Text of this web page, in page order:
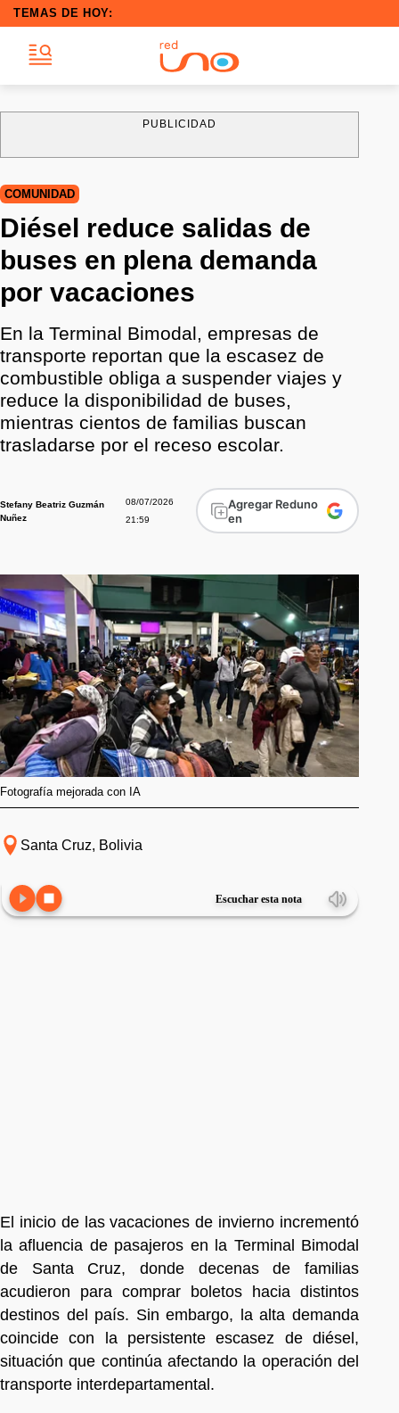
TEMAS DE HOY:
PUBLICIDAD
COMUNIDAD
Diésel reduce salidas de
buses en plena demanda
por vacaciones
En la Terminal Bimodal, empresas de
transporte reportan que la escasez de
combustible obliga a suspender viajes y
reduce la disponibilidad de buses,
mientras cientos de familias buscan
trasladarse por el receso escolar.
Stefany Beatriz Guzmán
Nuñez
08/07/2026
21:59
Agregar Reduno
en
Fotografía mejorada con IA
Santa Cruz, Bolivia
Escuchar esta nota
El inicio de las vacaciones de invierno incrementó
la afluencia de pasajeros en la Terminal Bimodal
de Santa Cruz, donde decenas de familias
acudieron para comprar boletos hacia distintos
destinos del país. Sin embargo, la alta demanda
coincide con la persistente escasez de diésel,
situación que continúa afectando la operación del
transporte interdepartamental.